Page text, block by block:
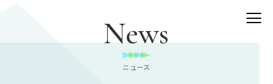
News
ニュース